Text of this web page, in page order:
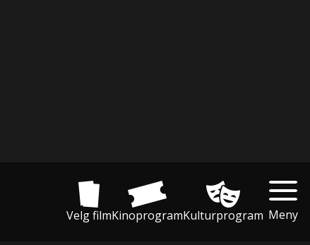
Velg filmKinoprogramKulturprogram Meny